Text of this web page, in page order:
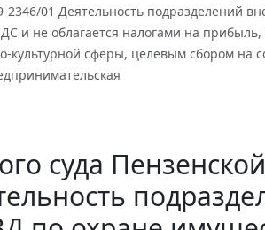
2346/01 Деятельность подразделений
и не облагается налогами на
сферы, целевым сбором на
суда